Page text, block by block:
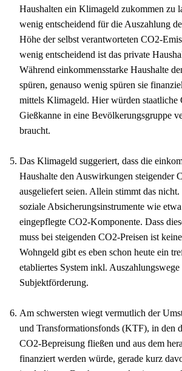
Haushalten ein Klimageld zukommen zu
wenig entscheidend für die Auszahlung
Höhe der selbst verantworteten CO2-
wenig entscheidend ist das private
Während einkommensstarke Haushalte
spüren, genauso wenig spüren sie
mittels Klimageld. Hier würden staatliche
Gießkanne in eine Bevölkerungsgruppe
braucht.
Das Klimageld suggeriert, dass die
Haushalte den Auswirkungen steigender
ausgeliefert seien. Allein stimmt das
soziale Absicherungsinstrumente wie
eingepflegte CO2-Komponente. Dass
muss bei steigenden CO2-Preisen ist
Wohngeld gibt es eben schon heute ein
etabliertes System inkl.
Subjektförderung.
Am schwersten wiegt vermutlich der
und Transformationsfonds (KTF), in den
CO2-Bepreisung fließen und aus dem
finanziert werden würde, gerade kurz